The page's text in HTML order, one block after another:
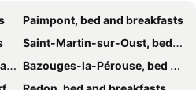
Paimpont, bed and breakfasts
Saint-Martin-sur-Oust, bed and breakfasts
Bazouges-la-Pérouse, bed and breakfasts